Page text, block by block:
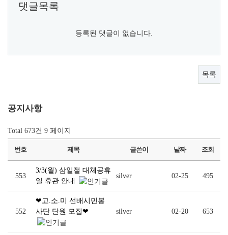
댓글목록
등록된 댓글이 없습니다.
목록
공지사항
Total 673건 9 페이지
번호 제목 글쓴이 날짜 조회
553
3/3(월) 삼일절 대체공휴
일 휴관 안내
silver 02-25 495
552
❤고.소.미 선배시민봉
사단 단원 모집❤
silver 02-20 653